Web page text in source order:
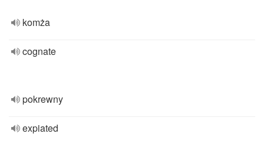
komża
cognate
pokrewny
expiated